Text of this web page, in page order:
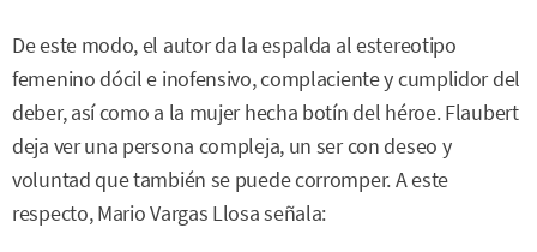
De este modo, el autor da la espalda al estereotipo
femenino dócil e inofensivo, complaciente y cumplidor del
deber, así como a la mujer hecha botín del héroe. Flaubert
deja ver una persona compleja, un ser con deseo y
voluntad que también se puede corromper. A este
respecto, Mario Vargas Llosa señala: